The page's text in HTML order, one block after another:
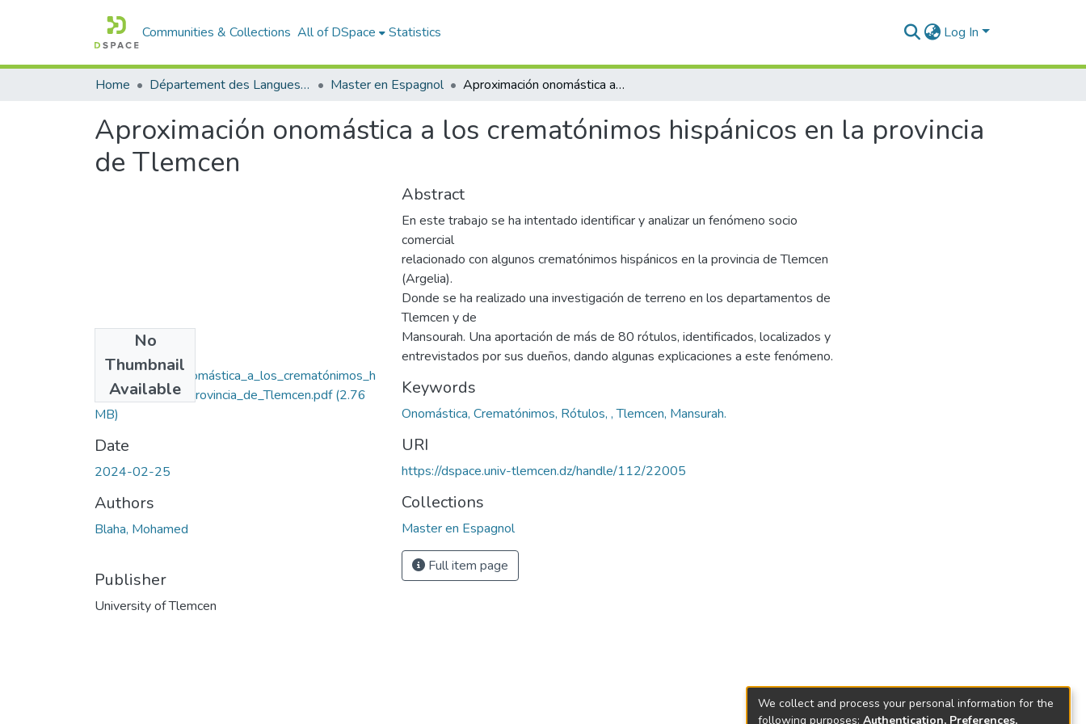
Communities & Collections All of DSpace Statistics Log In
Home Département des Langues étrangères Master en Espagnol Aproximación onomástica a los crematónimos hispánicos en la provincia de Tlemcen
Aproximación onomástica a los crematónimos hispánicos en la provincia
de Tlemcen
No
Thumbnail
Available
Aproximación_onomástica_a_los_crematónimos_h
ispánicos_en_la_provincia_de_Tlemcen.pdf(2.76
MB)
Date
2024-02-25
Authors
Blaha, Mohamed
Publisher
University of Tlemcen
Abstract
En este trabajo se ha intentado identificar y analizar un fenómeno socio
comercial
relacionado con algunos crematónimos hispánicos en la provincia de Tlemcen
(Argelia).
Donde se ha realizado una investigación de terreno en los departamentos de
Tlemcen y de
Mansourah. Una aportación de más de 80 rótulos, identificados, localizados y
entrevistados por sus dueños, dando algunas explicaciones a este fenómeno.
Keywords
Onomástica, Crematónimos, Rótulos, , Tlemcen, Mansurah.
URI
https://dspace.univ-tlemcen.dz/handle/112/22005
Collections
Master en Espagnol
Full item page
We collect and process your personal information for the
following purposes: Authentication, Preferences,